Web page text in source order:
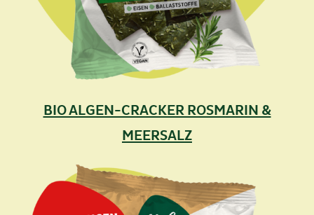
BIO ALGEN-CRACKER ROSMARIN &
MEERSALZ